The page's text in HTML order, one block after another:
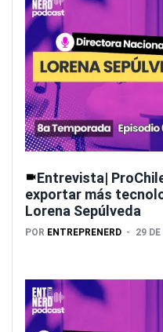
Entrevista|
exportar más
Lorena Sepúlveda
POR ENTREPRENERD 29